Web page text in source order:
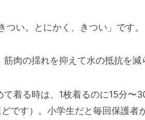
つい。とにかく、きつい」です。
筋肉の揺れを抑えて水の抵抗を
て着る時は、1枚着るのに15分〜
です）。小学生だと毎回保護者